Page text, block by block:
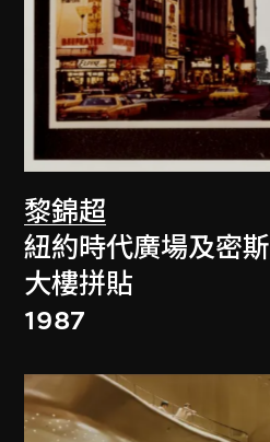
黎錦超
紐約時代廣場及密
大樓拼貼
1987